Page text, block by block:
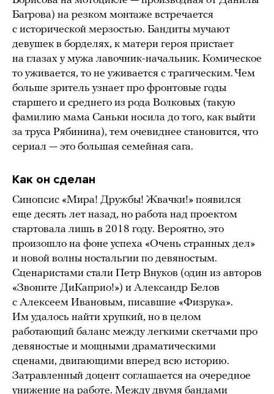
Багрова) на резком монтаже встречается
с исторической мерзостью. Бандиты мучают
девушек в борделях, к матери героя пристает
на глазах у мужа лавочник-начальник. Комическое
то уживается, то не уживается с трагическим. Чем
больше зритель узнает про фронтовые годы
старшего и среднего из рода Волковых (такую
фамилию мама Саньки носила до того, как выйти
за труса Рябинина), тем очевиднее становится, что
сериал — это большая семейная сага.
Как он сделан
Синопсис «Мира! Дружбы! Жвачки!» появился
еще десять лет назад, но работа над проектом
стартовала лишь в 2018 году. Вероятно, это
произошло на фоне успеха «Очень странных дел»
и новой волны ностальгии по девяностым.
Сценаристами стали Петр Внуков (один из авторов
«Звоните ДиКаприо!») и Александр Белов
с Алексеем Ивановым, писавшие «Физрука».
Им удалось найти хрупкий, но в целом
работающий баланс между легкими скетчами про
девяностые и мощными драматическими
сценами, двигающими вперед всю историю.
Затравленный доцент соглашается на очередное
унижение на работе. Между двумя бандами